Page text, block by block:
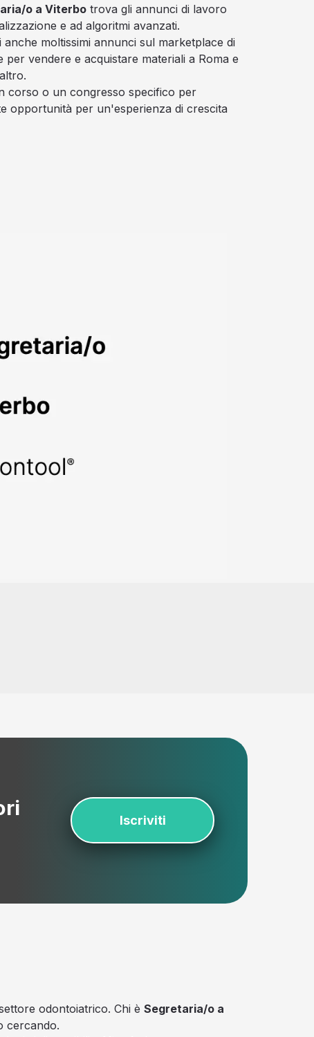
o a Viterbo trova gli annunci di lavoro
e ad algoritmi avanzati.
moltissimi annunci sul marketplace di
vendere e acquistare materiali a Roma e
corso o un congresso specifico per
opportunità per un'esperienza di crescita
Iscriviti
odontoiatrico. Chi è Segretaria/o a
cercando.